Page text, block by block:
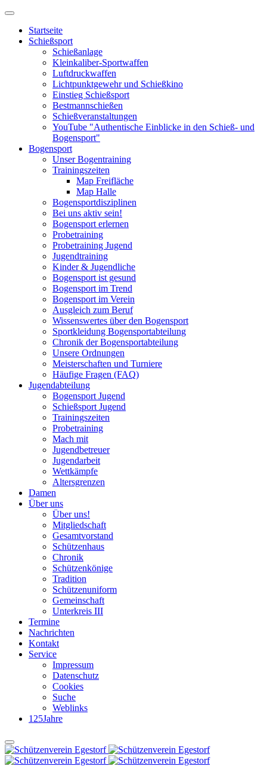
Startseite
Schießsport
Schießanlage
Kleinkaliber-Sportwaffen
Luftdruckwaffen
Lichtpunktgewehr und Schießkino
Einstieg Schießsport
Bestmannschießen
Schießveranstaltungen
YouTube "Authentische Einblicke in den Schieß- und
Bogensport"
Bogensport
Unser Bogentraining
Trainingszeiten
Map Freifläche
Map Halle
Bogensportdisziplinen
Bei uns aktiv sein!
Bogensport erlernen
Probetraining
Probetraining Jugend
Jugendtraining
Kinder & Jugendliche
Bogensport ist gesund
Bogensport im Trend
Bogensport im Verein
Ausgleich zum Beruf
Wissenswertes über den Bogensport
Sportkleidung Bogensportabteilung
Chronik der Bogensportabteilung
Unsere Ordnungen
Meisterschaften und Turniere
Häufige Fragen (FAQ)
Jugendabteilung
Bogensport Jugend
Schießsport Jugend
Trainingszeiten
Probetraining
Mach mit
Jugendbetreuer
Jugendarbeit
Wettkämpfe
Altersgrenzen
Damen
Über uns
Über uns!
Mitgliedschaft
Gesamtvorstand
Schützenhaus
Chronik
Schützenkönige
Tradition
Schützenuniform
Gemeinschaft
Unterkreis III
Termine
Nachrichten
Kontakt
Service
Impressum
Datenschutz
Cookies
Suche
Weblinks
125Jahre